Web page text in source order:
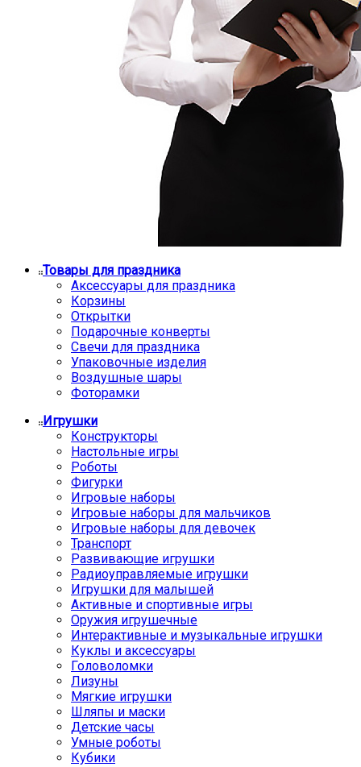
Товары для праздника
Аксессуары для праздника
Корзины
Открытки
Подарочные конверты
Свечи для праздника
Упаковочные изделия
Воздушные шары
Фоторамки
Игрушки
Конструкторы
Настольные игры
Роботы
Фигурки
Игровые наборы
Игровые наборы для мальчиков
Игровые наборы для девочек
Транспорт
Развивающие игрушки
Радиоуправляемые игрушки
Игрушки для малышей
Активные и спортивные игры
Оружия игрушечные
Интерактивные и музыкальные игрушки
Куклы и аксессуары
Головоломки
Лизуны
Мягкие игрушки
Шляпы и маски
Детские часы
Умные роботы
Кубики